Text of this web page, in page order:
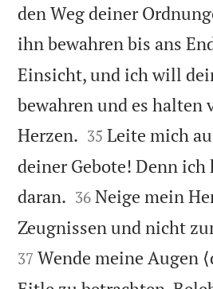
den Weg deiner
ihn bewahren bis ans
Einsicht, und ich will
bewahren und es halten
Herzen. 

35 Leite mich
deiner Gebote! Denn ich
daran. 

36 Neige mein
Zeugnissen und nicht
37 Wende meine Augen